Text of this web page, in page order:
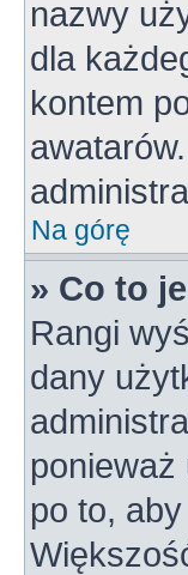
nazwy
dla
kontem
Na górę
» Co to
Rangi
dany
po to,